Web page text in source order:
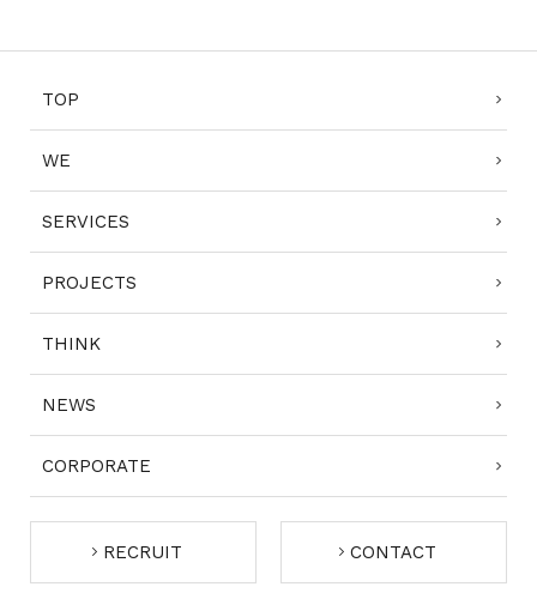
TOP
WE
SERVICES
PROJECTS
THINK
NEWS
CORPORATE
RECRUIT CONTACT